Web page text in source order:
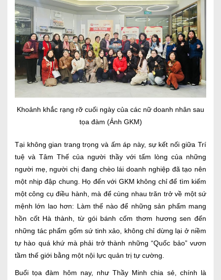
Khoảnh khắc rạng rỡ cuối ngày của các nữ doanh nhân sau
tọa đàm (Ảnh GKM)
Tại không gian trang trọng và ấm áp này, sự kết nối giữa Trí
tuệ và Tâm Thế của người thầy với tấm lòng của những
người mẹ, người chị đang chèo lái doanh nghiệp đã tạo nên
một nhịp đập chung. Họ đến với GKM không chỉ để tìm kiếm
một công cụ điều hành, mà để cùng nhau trăn trở về một sứ
mệnh lớn lao hơn: Làm thế nào để những sản phẩm mang
hồn cốt Hà thành, từ gói bánh cốm thơm hương sen đến
những tác phẩm gốm sứ tinh xảo, không chỉ dừng lại ở niềm
tự hào quá khứ mà phải trở thành những “Quốc bảo” vươn
tầm thế giới bằng một nội lực quản trị tự cường.
Buổi tọa đàm hôm nay, như Thầy Minh chia sẻ, chính là